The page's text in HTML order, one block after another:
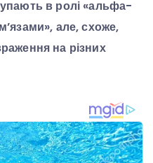
в ролі «альфа-
але, схоже,
на різних